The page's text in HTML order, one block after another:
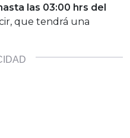
las 03:00 hrs del
que tendrá una